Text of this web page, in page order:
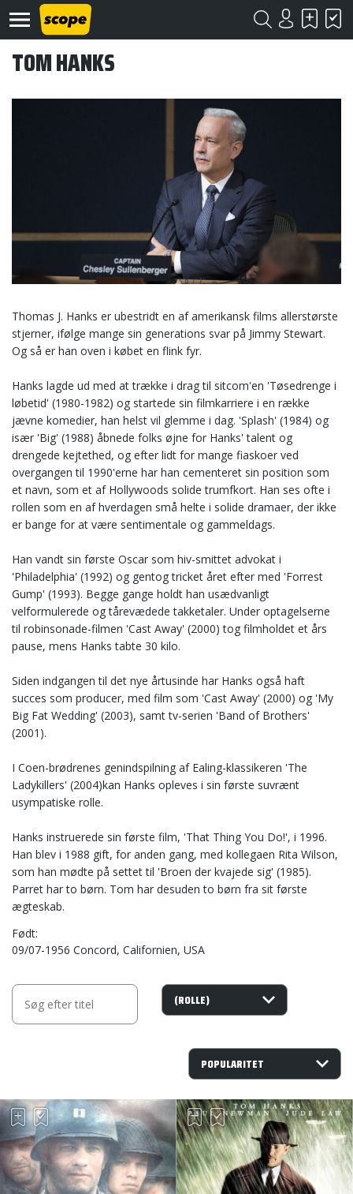
©
Scope
2020
TOM HANKS
Thomas J. Hanks er ubestridt en af amerikansk films allerstørste
stjerner, ifølge mange sin generations svar på Jimmy Stewart.
Og så er han oven i købet en flink fyr.
Hanks lagde ud med at trække i drag til sitcom'en 'Tøsedrenge i
løbetid' (1980-1982) og startede sin filmkarriere i en række
jævne komedier, han helst vil glemme i dag. 'Splash' (1984) og
især 'Big' (1988) åbnede folks øjne for Hanks' talent og
drengede kejtethed, og efter lidt for mange fiaskoer ved
overgangen til 1990'erne har han cementeret sin position som
et navn, som et af Hollywoods solide trumfkort. Han ses ofte i
rollen som en af hverdagen små helte i solide dramaer, der ikke
er bange for at være sentimentale og gammeldags.
Han vandt sin første Oscar som hiv-smittet advokat i
'Philadelphia' (1992) og gentog tricket året efter med 'Forrest
Gump' (1993). Begge gange holdt han usædvanligt
velformulerede og tårevædede takketaler. Under optagelserne
til robinsonade-filmen 'Cast Away' (2000) tog filmholdet et års
pause, mens Hanks tabte 30 kilo.
Siden indgangen til det nye årtusinde har Hanks også haft
succes som producer, med film som 'Cast Away' (2000) og 'My
Big Fat Wedding' (2003), samt tv-serien 'Band of Brothers'
(2001).
I Coen-brødrenes genindspilning af Ealing-klassikeren 'The
Ladykillers' (2004)kan Hanks opleves i sin første suvrænt
usympatiske rolle.
Hanks instruerede sin første film, 'That Thing You Do!', i 1996.
Han blev i 1988 gift, for anden gang, med kollegaen Rita Wilson,
som han mødte på settet til 'Broen der kvajede sig' (1985).
Parret har to børn. Tom har desuden to børn fra sit første
ægteskab.
Født
09/07-1956 Concord, Californien, USA